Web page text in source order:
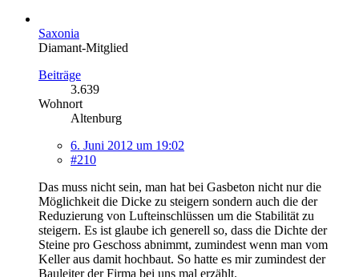
Saxonia
Diamant-Mitglied
Beiträge
3.639
Wohnort
Altenburg
6. Juni 2012 um 19:02
#210
Das muss nicht sein, man hat bei Gasbeton nicht nur die
Möglichkeit die Dicke zu steigern sondern auch die der
Reduzierung von Lufteinschlüssen um die Stabilität zu
steigern. Es ist glaube ich generell so, dass die Dichte der
Steine pro Geschoss abnimmt, zumindest wenn man vom
Keller aus damit hochbaut. So hatte es mir zumindest der
Bauleiter der Firma bei uns mal erzählt.